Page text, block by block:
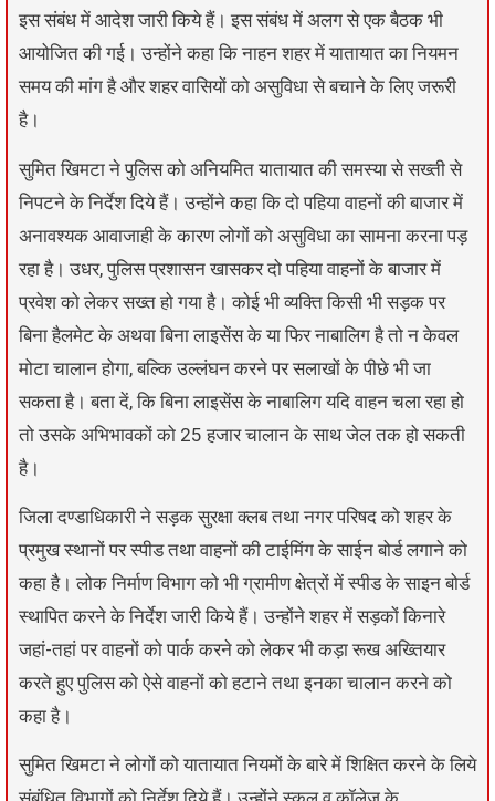
इस संबंध में आदेश जारी किये हैं। इस संबंध में अलग से एक बैठक भी
आयोजित की गई। उन्होंने कहा कि नाहन शहर में यातायात का नियमन
समय की मांग है और शहर वासियों को असुविधा से बचाने के लिए जरूरी
है।
सुमित खिमटा ने पुलिस को अनियमित यातायात की समस्या से सख्ती से
निपटने के निर्देश दिये हैं। उन्होंने कहा कि दो पहिया वाहनों की बाजार में
अनावश्यक आवाजाही के कारण लोगों को असुविधा का सामना करना पड़
रहा है। उधर, पुलिस प्रशासन खासकर दो पहिया वाहनों के बाजार में
प्रवेश को लेकर सख्त हो गया है। कोई भी व्यक्ति किसी भी सड़क पर
बिना हैलमेट के अथवा बिना लाइसेंस के या फिर नाबालिग है तो न केवल
मोटा चालान होगा, बल्कि उल्लंघन करने पर सलाखों के पीछे भी जा
सकता है। बता दें, कि बिना लाइसेंस के नाबालिग यदि वाहन चला रहा हो
तो उसके अभिभावकों को 25 हजार चालान के साथ जेल तक हो सकती
है।
जिला दण्डाधिकारी ने सड़क सुरक्षा क्लब तथा नगर परिषद को शहर के
प्रमुख स्थानों पर स्पीड तथा वाहनों की टाईमिंग के साईन बोर्ड लगाने को
कहा है। लोक निर्माण विभाग को भी ग्रामीण क्षेत्रों में स्पीड के साइन बोर्ड
स्थापित करने के निर्देश जारी किये हैं। उन्होंने शहर में सड़कों किनारे
जहां-तहां पर वाहनों को पार्क करने को लेकर भी कड़ा रूख अख्तियार
करते हुए पुलिस को ऐसे वाहनों को हटाने तथा इनका चालान करने को
कहा है।
सुमित खिमटा ने लोगों को यातायात नियमों के बारे में शिक्षित करने के लिये